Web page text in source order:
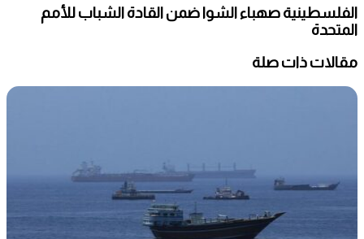
الفلسطينية صهباء الشوا ضمن القادة الشباب للأمم
المتحدة
مقالات ذات صلة